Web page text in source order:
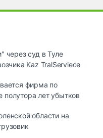
через суд в Туле
Kaz TralServiece
фирма по
полутора лет убытков
области на